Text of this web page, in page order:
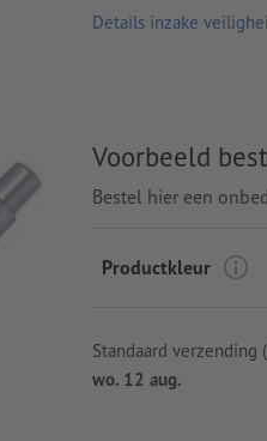
Details inzake
Voorbeeld
Bestel hier een
Productkleur
Standaard verzending
wo. 12 aug.